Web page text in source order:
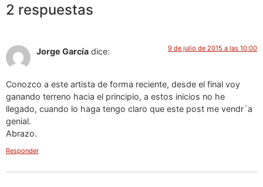
2 respuestas
Jorge García dice: 9 de julio de 2015 a las 10:00
Conozco a este artista de forma reciente, desde el final voy
ganando terreno hacia el principio, a estos inicios no he
llegado, cuando lo haga tengo claro que este post me vendr´a
genial.
Abrazo.
Responder